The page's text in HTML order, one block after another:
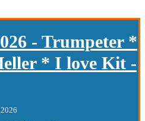
- Trumpeter *
* I love Kit -